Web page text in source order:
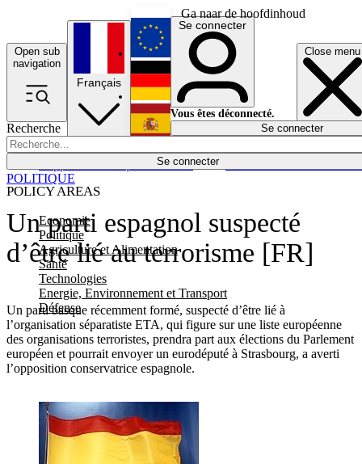
Ga naar de hoofdinhoud
Open sub
navigation
Close menu
Recherche
Se connecter
POLICY AREAS
Economie
Politique
Agriculture et Alimentation
Santé
Technologies
Energie, Environnement et Transport
Défense
Économie
Français
English
Deutsch
Español
Se connecter
Vous êtes déconnecté.
Se connecter
Un parti espagnol suspecté
d’être lié au terrorisme [FR]
Un parti basque récemment formé, suspecté d’être lié à
l’organisation séparatiste ETA, qui figure sur une liste européenne
des organisations terroristes, prendra part aux élections du Parlement
européen et pourrait envoyer un eurodéputé à Strasbourg, a averti
l’opposition conservatrice espagnole.
POLITIQUE